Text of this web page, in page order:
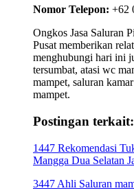
Nomor Telepon: +62
Ongkos Jasa Saluran
Pusat memberikan
menghubungi hari ini
tersumbat, atasi wc
mampet, saluran
mampet.
Postingan terkait:
1447 Rekomendasi
Mangga Dua Selatan
3447 Ahli Saluran